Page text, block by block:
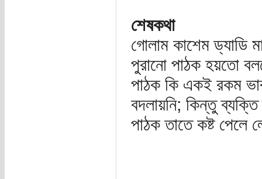
শেষকথা
গোলাম কাশেম ড্যাডি
পুরানো পাঠক হয়তো
পাঠক কি একই রকম
বদলায়নি; কিন্তু
পাঠক তাতে কষ্ট পেলে